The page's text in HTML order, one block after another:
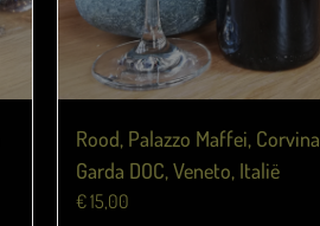
Rood, Palazzo Maffei, Corvina
Garda DOC, Veneto, Italië
€15,00